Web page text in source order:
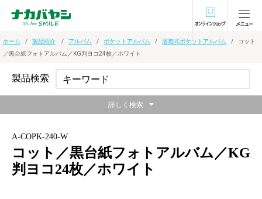
オンラインショ
ホーム 製品紹介 アルバム ポケットアルバム 溶着式ポケットアルバム
コット
／黒台紙フォトアルバム／KG判ヨコ24枚／ホワイト
A-COPK-240-W
コット／黒台紙フォトアルバム／KG
判ヨコ24枚／ホワイト
製品検索
詳しく検索